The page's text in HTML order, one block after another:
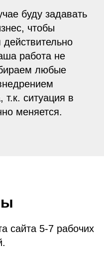
буду задавать
чтобы
работа не
любые
т.к. ситуация в
меняется.
сайта 5-7 рабочих